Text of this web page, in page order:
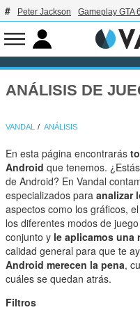
Peter Jackson Gameplay GTA 6
ANÁLISIS DE
VANDAL ANÁLISIS
En esta página encontrarás
Android que tenemos.
de Android? En Vandal
especializados paraanalizar
aspectos como los gráficos,
los diferentes modos de
conjunto y le aplicamos una
calidad general para que te
Android merecen la pena,
cuáles se quedan atrás.
Filtros